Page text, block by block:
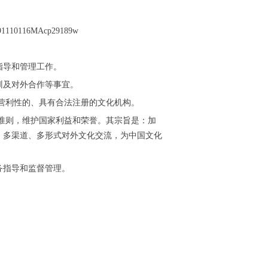
和管理工作。
对外合作等事宜。
性的、具有合法注册的文化机构。
则，维护国家利益和荣誉。其宗旨是：加
渠道、多形式对外文化交流，为中国文化
导和监督管理。